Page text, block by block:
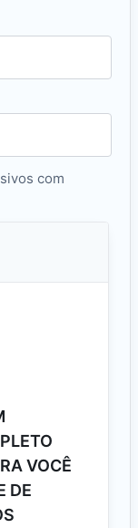
com
VOCÊ
DE